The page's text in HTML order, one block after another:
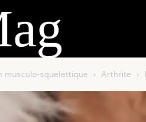
musculo-squelettique Arthrite